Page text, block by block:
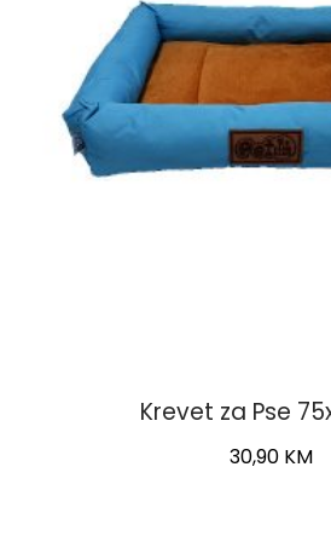
Krevet za Pse
30,90 KM